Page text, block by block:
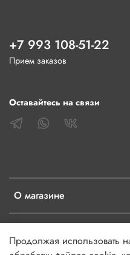
О магазине
+7 993 108-51-22
Прием заказов
Оставайтесь на связи
Продолжая использовать